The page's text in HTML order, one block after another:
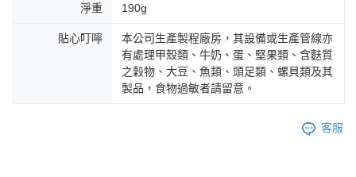
淨重 190g
貼心叮嚀
本公司生產製程廠房，其設備或生產管線亦
有處理甲殼類、牛奶、蛋、堅果類、含麩質
之穀物、大豆、魚類、頭足類、螺貝類及其
製品，食物過敏者請留意。
客服